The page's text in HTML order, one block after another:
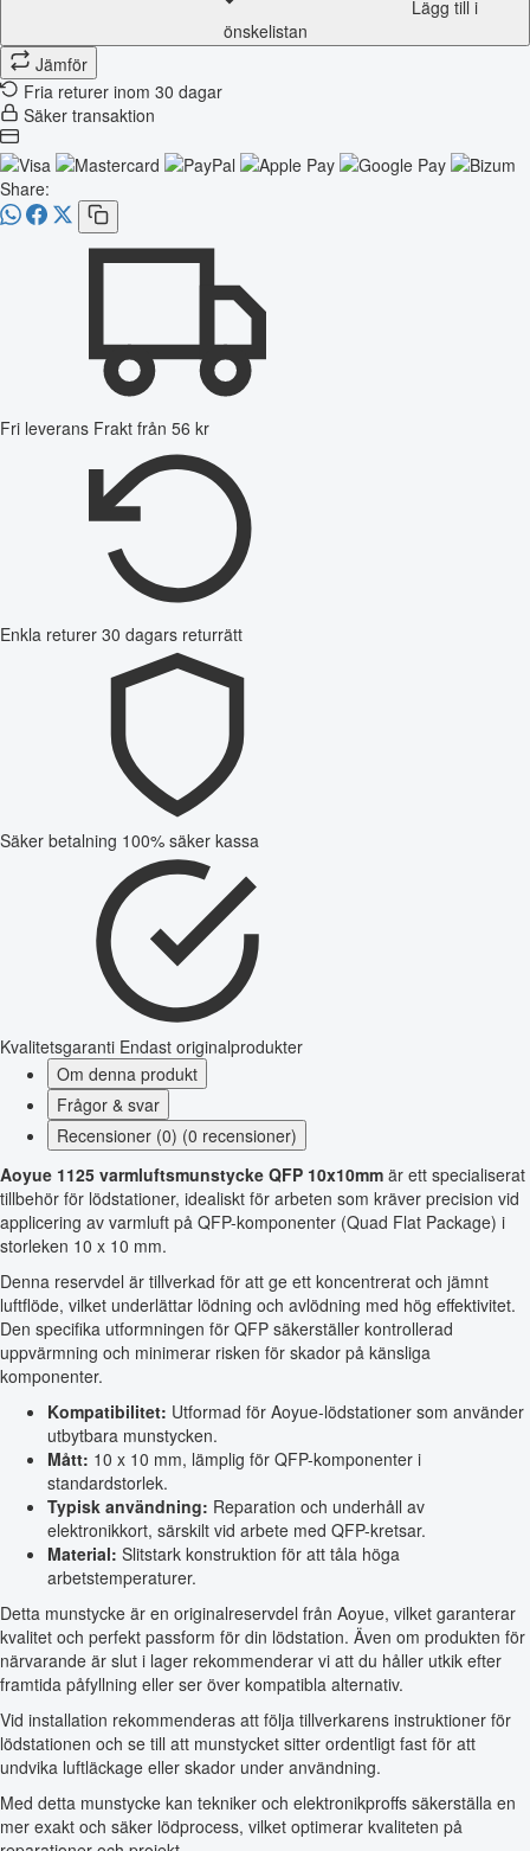
Lägg till i
önskelistan
Jämför
Fria returer inom 30 dagar
Säker transaktion
Share:
Fri leverans Frakt från 56 kr
Enkla returer 30 dagars returrätt
Säker betalning 100% säker kassa
Kvalitetsgaranti Endast originalprodukter
Om denna produkt
Frågor & svar
Recensioner (0) (0 recensioner)
Aoyue 1125 varmluftsmunstycke QFP 10x10mm är ett specialiserat
tillbehör för lödstationer, idealiskt för arbeten som kräver precision vid
applicering av varmluft på QFP-komponenter (Quad Flat Package) i
storleken 10 x 10 mm.
Denna reservdel är tillverkad för att ge ett koncentrerat och jämnt
luftflöde, vilket underlättar lödning och avlödning med hög effektivitet.
Den specifika utformningen för QFP säkerställer kontrollerad
uppvärmning och minimerar risken för skador på känsliga
komponenter.
Kompatibilitet: Utformad för Aoyue-lödstationer som använder
utbytbara munstycken.
Mått: 10 x 10 mm, lämplig för QFP-komponenter i
standardstorlek.
Typisk användning: Reparation och underhåll av
elektronikkort, särskilt vid arbete med QFP-kretsar.
Material: Slitstark konstruktion för att tåla höga
arbetstemperaturer.
Detta munstycke är en originalreservdel från Aoyue, vilket garanterar
kvalitet och perfekt passform för din lödstation. Även om produkten för
närvarande är slut i lager rekommenderar vi att du håller utkik efter
framtida påfyllning eller ser över kompatibla alternativ.
Vid installation rekommenderas att följa tillverkarens instruktioner för
lödstationen och se till att munstycket sitter ordentligt fast för att
undvika luftläckage eller skador under användning.
Med detta munstycke kan tekniker och elektronikproffs säkerställa en
mer exakt och säker lödprocess, vilket optimerar kvaliteten på